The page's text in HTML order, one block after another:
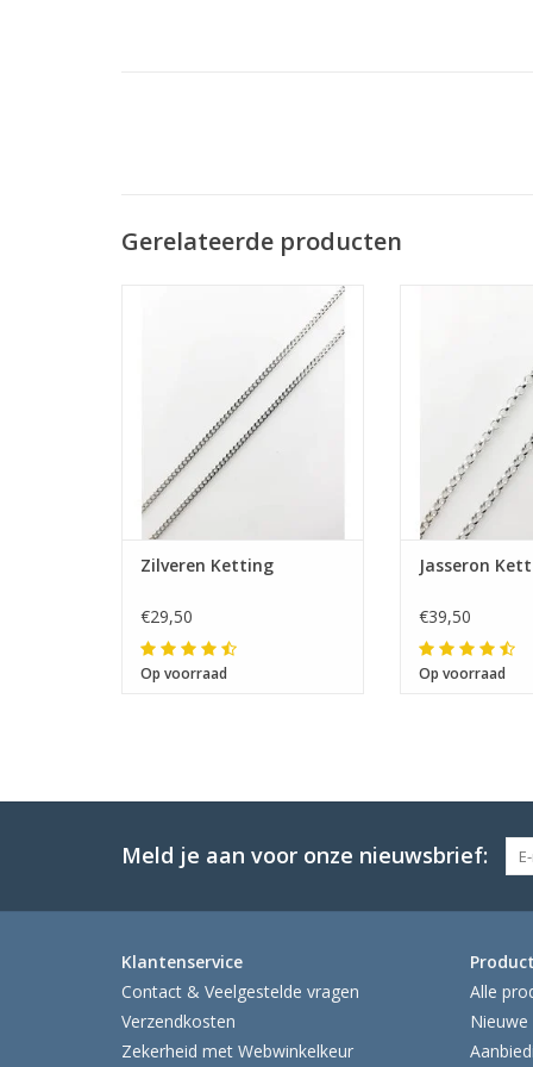
Gerelateerde producten
Lengtes 42-45-50-60-70-80 cm
Zilveren Ketting
€29,50
Op voorraad
Jasseron
€39,50
Op voorraad
Meld je aan voor onze nieuwsbrief:
Klantenservice
Contact & Veelgestelde vragen
Verzendkosten
Zekerheid met Webwinkelkeur
Alle